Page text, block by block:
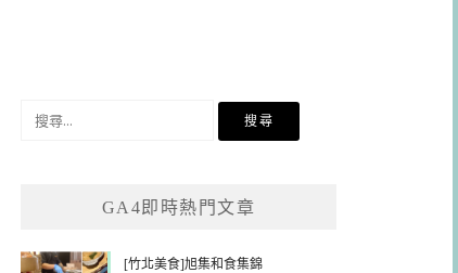
GA4即時熱門文章
[竹北美食]旭集和食集錦